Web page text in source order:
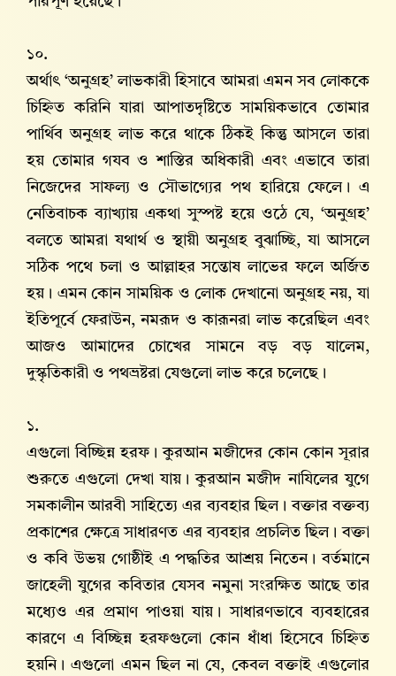
১০.
অর্থাৎ ‘অনুগ্রহ’ লাভকারী হিসাবে আমরা এমন সব লোককে
চিহ্নিত করিনি যারা আপাতদৃষ্টিতে সাময়িকভাবে তোমার
পার্থিব অনুগ্রহ লাভ করে থাকে ঠিকই কিন্তু আসলে তারা
হয় তোমার গযব ও শাস্তির অধিকারী এবং এভাবে তারা
নিজেদের সাফল্য ও সৌভাগ্যের পথ হারিয়ে ফেলে। এ
নেতিবাচক ব্যাখ্যায় একথা সুস্পষ্ট হয়ে ওঠে যে, ‘অনুগ্রহ’
বলতে আমরা যথার্থ ও স্থায়ী অনুগ্রহ বুঝাচ্ছি, যা আসলে
সঠিক পথে চলা ও আল্লাহর সন্তোষ লাভের ফলে অর্জিত
হয়। এমন কোন সাময়িক ও লোক দেখানো অনুগ্রহ নয়, যা
ইতিপূর্বে ফেরাউন, নমরূদ ও কারূনরা লাভ করেছিল এবং
আজও আমাদের চোখের সামনে বড় বড় যালেম,
দুস্কৃতিকারী ও পথভ্রষ্টরা যেগুলো লাভ করে চলেছে।
১.
এগুলো বিচ্ছিন্ন হরফ। কুরআন মজীদের কোন কোন সূরার
শুরুতে এগুলো দেখা যায়। কুরআন মজীদ নাযিলের যুগে
সমকালীন আরবী সাহিত্যে এর ব্যবহার ছিল। বক্তার বক্তব্য
প্রকাশের ক্ষেত্রে সাধারণত এর ব্যবহার প্রচলিত ছিল। বক্তা
ও কবি উভয় গোষ্ঠীই এ পদ্ধতির আশ্রয় নিতেন। বর্তমানে
জাহেলী যুগের কবিতার যেসব নমুনা সংরক্ষিত আছে তার
মধ্যেও এর প্রমাণ পাওয়া যায়। সাধারণভাবে ব্যবহারের
কারণে এ বিচ্ছিন্ন হরফগুলো কোন ধাঁধা হিসেবে চিহ্নিত
হয়নি। এগুলো এমন ছিল না যে, কেবল বক্তাই এগুলোর